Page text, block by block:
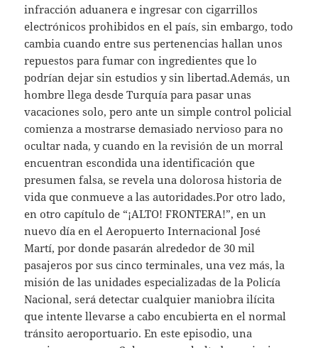
infracción aduanera e ingresar con cigarrillos
electrónicos prohibidos en el país, sin embargo, todo
cambia cuando entre sus pertenencias hallan unos
repuestos para fumar con ingredientes que lo
podrían dejar sin estudios y sin libertad.Además, un
hombre llega desde Turquía para pasar unas
vacaciones solo, pero ante un simple control policial
comienza a mostrarse demasiado nervioso para no
ocultar nada, y cuando en la revisión de un morral
encuentran escondida una identificación que
presumen falsa, se revela una dolorosa historia de
vida que conmueve a las autoridades.Por otro lado,
en otro capítulo de “¡ALTO! FRONTERA!”, en un
nuevo día en el Aeropuerto Internacional José
Martí, por donde pasarán alrededor de 30 mil
pasajeros por sus cinco terminales, una vez más, la
misión de las unidades especializadas de la Policía
Nacional, será detectar cualquier maniobra ilícita
que intente llevarse a cabo encubierta en el normal
tránsito aeroportuario. En este episodio, una